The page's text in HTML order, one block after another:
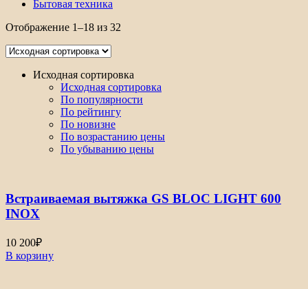
Бытовая техника
Отображение 1–18 из 32
Исходная сортировка
Исходная сортировка
По популярности
По рейтингу
По новизне
По возрастанию цены
По убыванию цены
Встраиваемая вытяжка GS BLOC LIGHT 600
INOX
10 200₽
В корзину